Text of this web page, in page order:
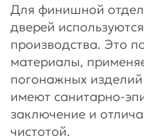
Для финишной
дверей
производства. Это
материалы,
погонажных
имеют санитарно-
заключение и
чистотой.